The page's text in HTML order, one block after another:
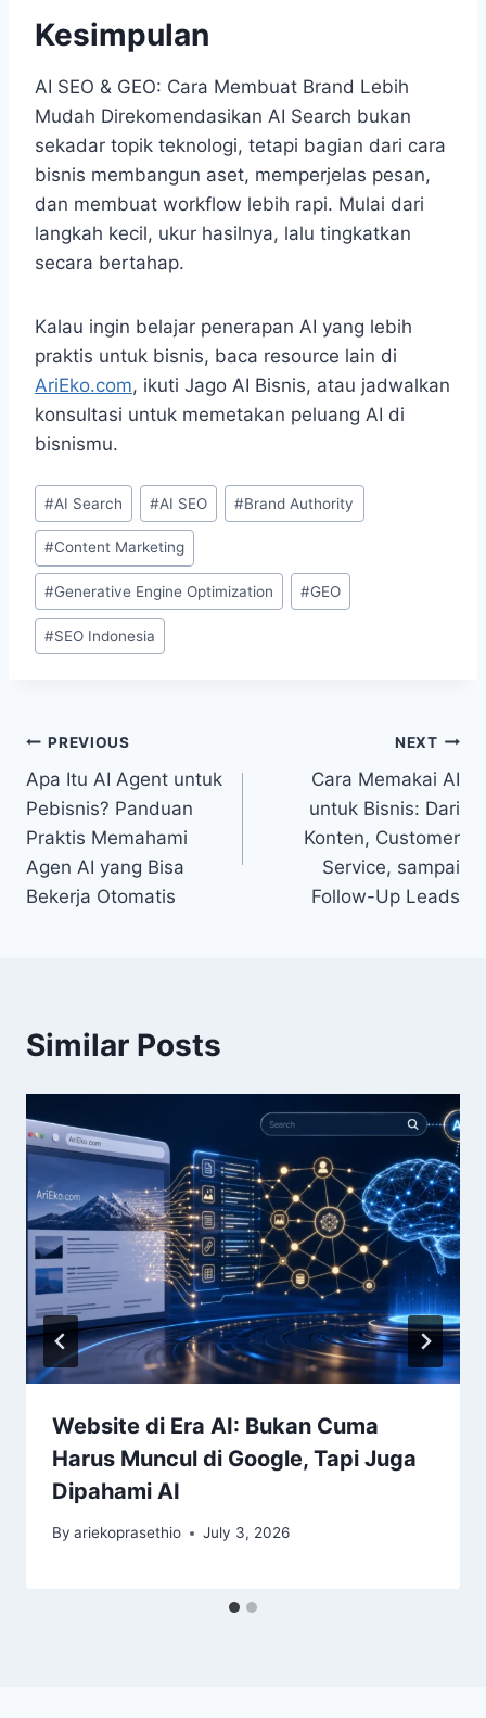
Kesimpulan
AI SEO & GEO: Cara Membuat Brand Lebih
Mudah Direkomendasikan AI Search bukan
sekadar topik teknologi, tetapi bagian dari cara
bisnis membangun aset, memperjelas pesan,
dan membuat workflow lebih rapi. Mulai dari
langkah kecil, ukur hasilnya, lalu tingkatkan
secara bertahap.
Kalau ingin belajar penerapan AI yang lebih
praktis untuk bisnis, baca resource lain di
AriEko.com, ikuti Jago AI Bisnis, atau jadwalkan
konsultasi untuk memetakan peluang AI di
bisnismu.
Post
Tags:
#AI Search #AI SEO #Brand Authority
#Content Marketing
#Generative Engine Optimization #GEO
#SEO Indonesia
Post
navigation
PREVIOUS
Apa Itu AI Agent untuk
Pebisnis? Panduan
Praktis Memahami
Agen AI yang Bisa
Bekerja Otomatis
NEXT
Cara Memakai AI
untuk Bisnis: Dari
Konten, Customer
Service, sampai
Follow-Up Leads
Similar Posts
Website di Era AI: Bukan Cuma
Harus Muncul di Google, Tapi Juga
Dipahami AI
By ariekoprasethio July 3, 2026